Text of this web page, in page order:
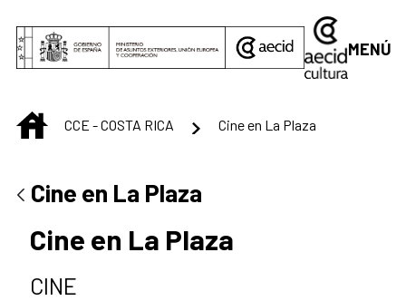
MENÚ
INICIO
CCE - COSTA RICA Cine en La Plaza
Cine en La Plaza
Cine en La Plaza
CINE